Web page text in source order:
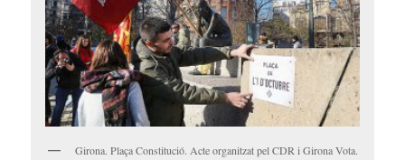
Girona. Plaça Constitució. Acte organitzat pel CDR i Girona Vota.